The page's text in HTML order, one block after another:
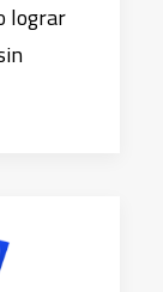
lograr